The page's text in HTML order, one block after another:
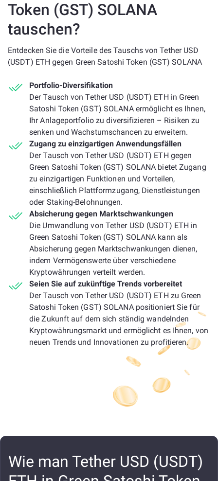
Token (GST) SOLANA
tauschen?
Entdecken Sie die Vorteile des Tauschs von Tether USD
(USDT) ETH gegen Green Satoshi Token (GST) SOLANA
Portfolio-Diversifikation
Der Tausch von Tether USD (USDT) ETH in Green
Satoshi Token (GST) SOLANA ermöglicht es Ihnen,
Ihr Anlageportfolio zu diversifizieren – Risiken zu
senken und Wachstumschancen zu erweitern.
Zugang zu einzigartigen Anwendungsfällen
Der Tausch von Tether USD (USDT) ETH gegen
Green Satoshi Token (GST) SOLANA bietet Zugang
zu einzigartigen Funktionen und Vorteilen,
einschließlich Plattformzugang, Dienstleistungen
oder Staking-Belohnungen.
Absicherung gegen Marktschwankungen
Die Umwandlung von Tether USD (USDT) ETH in
Green Satoshi Token (GST) SOLANA kann als
Absicherung gegen Marktschwankungen dienen,
indem Vermögenswerte über verschiedene
Kryptowährungen verteilt werden.
Seien Sie auf zukünftige Trends vorbereitet
Der Tausch von Tether USD (USDT) ETH zu Green
Satoshi Token (GST) SOLANA positioniert Sie für
die Zukunft auf dem sich ständig wandelnden
Kryptowährungsmarkt und ermöglicht es Ihnen, von
neuen Trends und Innovationen zu profitieren.
Wie man Tether USD (USDT)